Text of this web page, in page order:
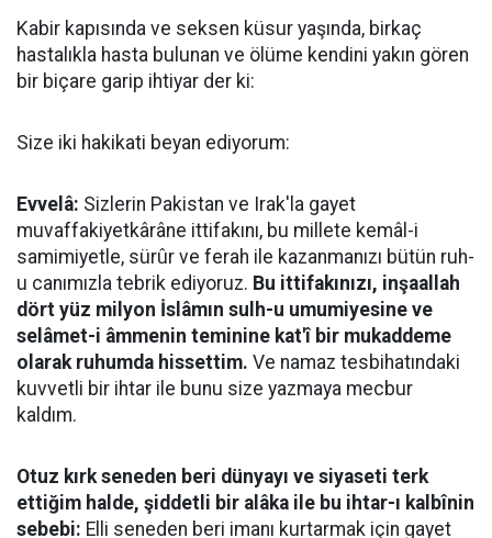
Kabir kapısında ve seksen küsur yaşında, birkaç
hastalıkla hasta bulunan ve ölüme kendini yakın gören
bir biçare garip ihtiyar der ki:
Size iki hakikati beyan ediyorum:
Evvelâ: Sizlerin Pakistan ve Irak'la gayet
muvaffakiyetkârâne ittifakını, bu millete kemâl-i
samimiyetle, sürûr ve ferah ile kazanmanızı bütün ruh-
u canımızla tebrik ediyoruz. Bu ittifakınızı, inşaallah
dört yüz milyon İslâmın sulh-u umumiyesine ve
selâmet-i âmmenin teminine kat'î bir mukaddeme
olarak ruhumda hissettim. Ve namaz tesbihatındaki
kuvvetli bir ihtar ile bunu size yazmaya mecbur
kaldım.
Otuz kırk seneden beri dünyayı ve siyaseti terk
ettiğim halde, şiddetli bir alâka ile bu ihtar-ı kalbînin
sebebi: Elli seneden beri imanı kurtarmak için gayet